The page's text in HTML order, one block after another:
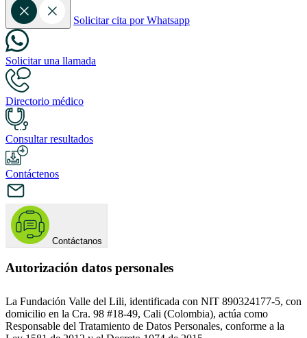
Solicitar cita por Whatsapp
Solicitar una llamada
Directorio médico
Consultar resultados
Contáctenos
Contáctanos
Autorización datos personales
La Fundación Valle del Lili, identificada con NIT 890324177-5, con
domicilio en la Cra. 98 #18-49, Cali (Colombia), actúa como
Responsable del Tratamiento de Datos Personales, conforme a la